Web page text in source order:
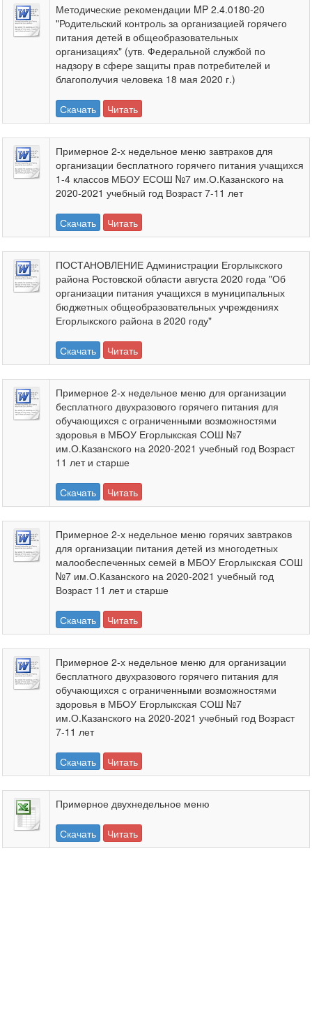
Методические рекомендации MP 2.4.0180-20
"Родительский контроль за организацией горячего
питания детей в общеобразовательных
организациях" (утв. Федеральной службой по
надзору в сфере защиты прав потребителей и
благополучия человека 18 мая 2020 г.)
Скачать Читать
Примерное 2-х недельное меню завтраков для
организации бесплатного горячего питания учащихся
1-4 классов МБОУ ЕСОШ №7 им.О.Казанского на
2020-2021 учебный год Возраст 7-11 лет
Скачать Читать
ПОСТАНОВЛЕНИЕ Администрации Егорлыкского
района Ростовской области августа 2020 года "Об
организации питания учащихся в муниципальных
бюджетных общеобразовательных учреждениях
Егорлыкского района в 2020 году"
Скачать Читать
Примерное 2-х недельное меню для организации
бесплатного двухразового горячего питания для
обучающихся с ограниченными возможностями
здоровья в МБОУ Егорлыкская СОШ №7
им.О.Казанского на 2020-2021 учебный год Возраст
11 лет и старше
Скачать Читать
Примерное 2-х недельное меню горячих завтраков
для организации питания детей из многодетных
малообеспеченных семей в МБОУ Егорлыкская СОШ
№7 им.О.Казанского на 2020-2021 учебный год
Возраст 11 лет и старше
Скачать Читать
Примерное 2-х недельное меню для организации
бесплатного двухразового горячего питания для
обучающихся с ограниченными возможностями
здоровья в МБОУ Егорлыкская СОШ №7
им.О.Казанского на 2020-2021 учебный год Возраст
7-11 лет
Скачать Читать
Примерное двухнедельное меню
Скачать Читать